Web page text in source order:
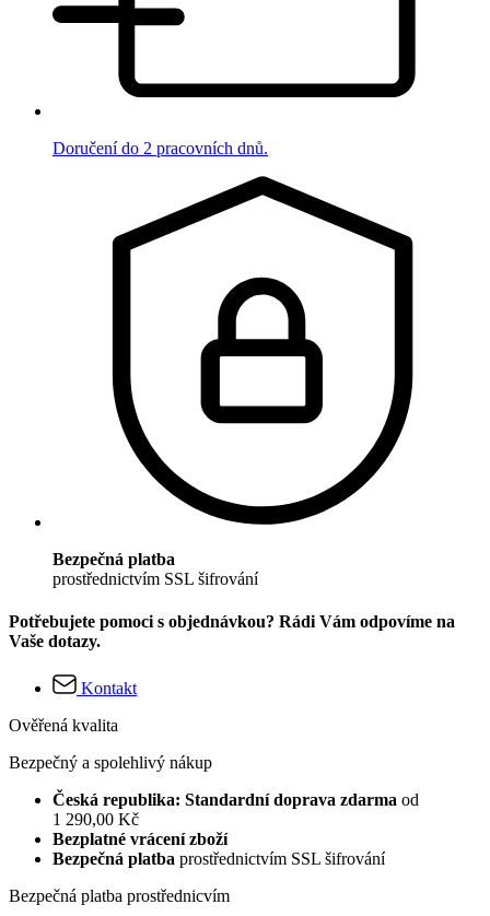
Doručení do 2 pracovních dnů.
Bezpečná platba
prostřednictvím SSL šifrování
Potřebujete pomoci s objednávkou? Rádi Vám odpovíme na
Vaše dotazy.
Kontakt
Ověřená kvalita
Bezpečný a spolehlivý nákup
Česká republika: Standardní doprava zdarma od
1 290,00 Kč
Bezplatné vrácení zboží
Bezpečná platba prostřednictvím SSL šifrování
Bezpečná platba prostřednicvím